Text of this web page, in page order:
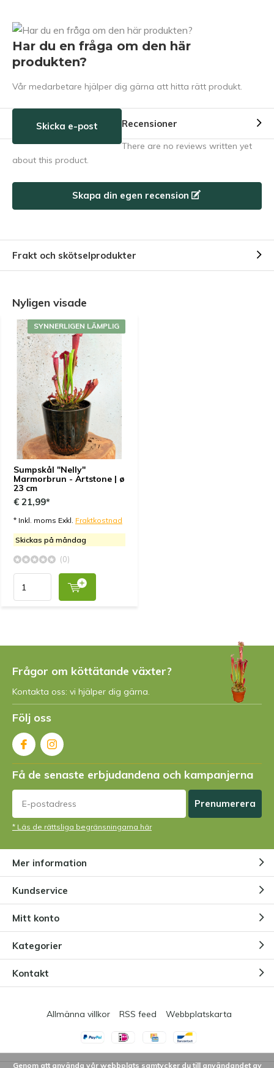
Har du en fråga om den här
produkten?
Vår medarbetare hjälper dig gärna att hitta rätt produkt.
Skicka e-post Recensioner
There are no reviews written yet
about this product.
Skapa din egen recension
Frakt och skötselprodukter
Nyligen visade
Sumpskål "Nelly"
Marmorbrun - Artstone | ø
23 cm
SYNNERLIGEN LÄMPLIG
€ 21,99*
* Inkl. moms Exkl. Fraktkostnad
Skickas på måndag
(0)
Frågor om köttätande växter?
Kontakta oss: vi hjälper dig gärna.
Följ oss
Få de senaste erbjudandena och kampanjerna
Prenumerera
* Läs de rättsliga begränsningarna här
Mer information
Kundservice
Mitt konto
Kategorier
Kontakt
Allmänna villkor RSS feed Webbplatskarta
Genom att använda vår webbplats samtycker du till användandet av